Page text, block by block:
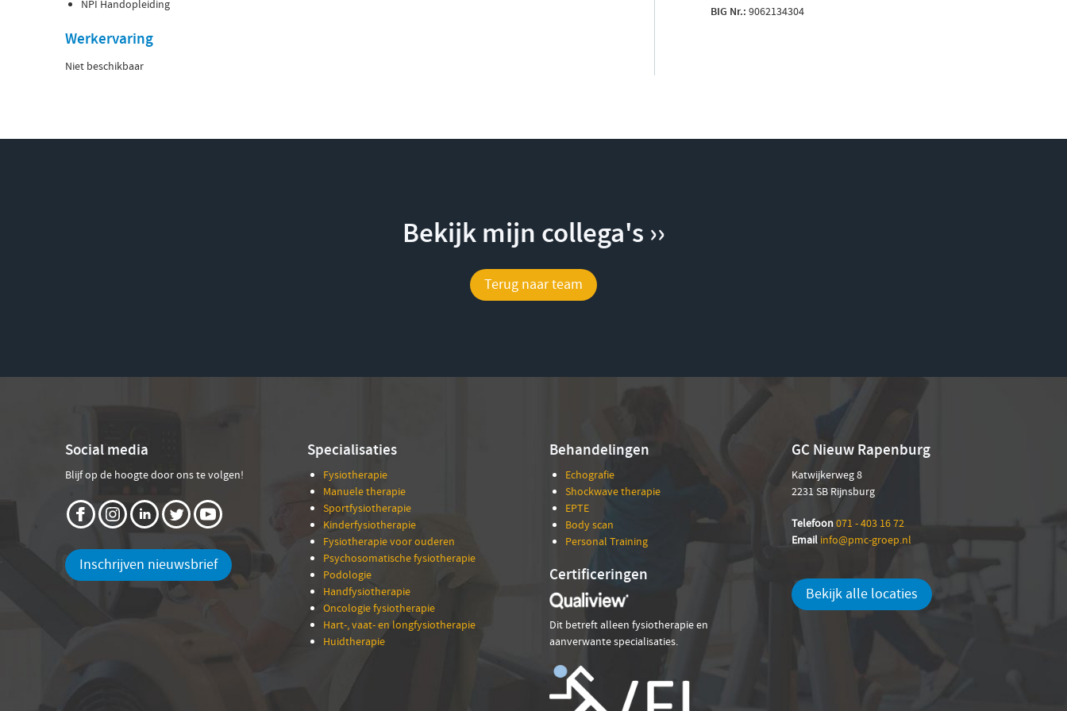
NPI Handopleiding
Werkervaring
Niet beschikbaar
BIG Nr.:9062134304
Bekijk mijn collega's ››
Terug naar team
Social media
Blijf op de hoogte door ons te volgen!
Inschrijven nieuwsbrief
Specialisaties
Fysiotherapie
Manuele therapie
Sportfysiotherapie
Kinderfysiotherapie
Fysiotherapie voor ouderen
Psychosomatische fysiotherapie
Podologie
Handfysiotherapie
Oncologie fysiotherapie
Hart-, vaat- en longfysiotherapie
Huidtherapie
Behandelingen
Echografie
Shockwave therapie
EPTE
Body scan
Personal Training
Certificeringen
Dit betreft alleen fysiotherapie en
aanverwante specialisaties.
GC Nieuw Rapenburg
Katwijkerweg 8
2231 SB Rijnsburg
Telefoon071 - 403 16 72
Email info@pmc-groep.nl
Bekijk alle locaties